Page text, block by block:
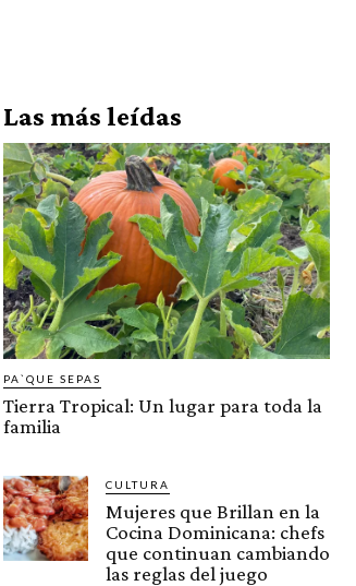
Las más leídas
PA`QUE SEPAS
Tierra Tropical: Un lugar para toda la
familia
CULTURA
Mujeres que Brillan en la
Cocina Dominicana: chefs
que continuan cambiando
las reglas del juego